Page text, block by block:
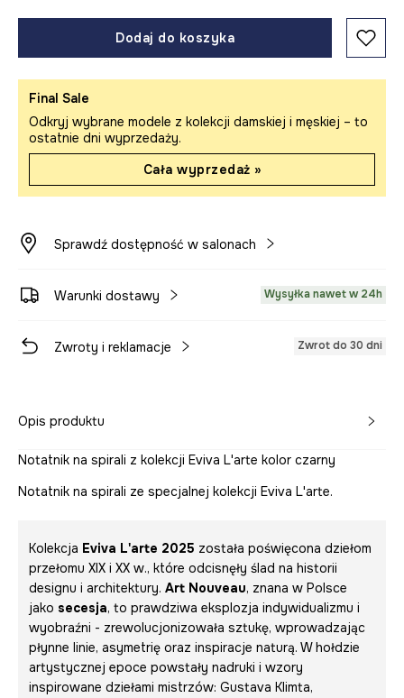
Dodaj do koszyka
Final Sale
Odkryj wybrane modele z kolekcji damskiej i męskiej – to
ostatnie dni wyprzedaży.
Cała wyprzedaż »
Sprawdź dostępność w salonach
Warunki dostawy Wysyłka nawet w 24h
Zwroty i reklamacje Zwrot do 30 dni
Opis produktu
Notatnik na spirali z kolekcji Eviva L'arte kolor czarny
Notatnik na spirali ze specjalnej kolekcji Eviva L'arte.
Kolekcja Eviva L'arte 2025 została poświęcona dziełom
przełomu XIX i XX w., które odcisnęły ślad na historii
designu i architektury. Art Nouveau, znana w Polsce
jako secesja, to prawdziwa eksplozja indywidualizmu i
wyobraźni - zrewolucjonizowała sztukę, wprowadzając
płynne linie, asymetrię oraz inspiracje naturą. W hołdzie
artystycznej epoce powstały nadruki i wzory
inspirowane dziełami mistrzów: Gustava Klimta,